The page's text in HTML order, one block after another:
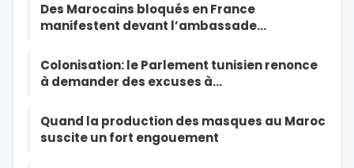
Des Marocains bloqués en France
manifestent devant l’ambassade…
Colonisation: le Parlement tunisien renonce
à demander des excuses à…
Quand la production des masques au Maroc
suscite un fort engouement